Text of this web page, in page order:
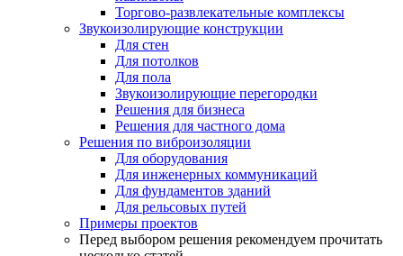
Торгово-развлекательные комплексы
Звукоизолирующие конструкции
Для стен
Для потолков
Для пола
Звукоизолирующие перегородки
Решения для бизнеса
Решения для частного дома
Решения по виброизоляции
Для оборудования
Для инженерных коммуникаций
Для фундаментов зданий
Для рельсовых путей
Примеры проектов
Перед выбором решения рекомендуем прочитать